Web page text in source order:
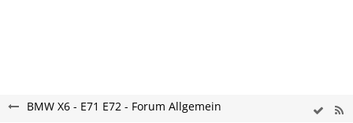
BMW X6 - E71 E72 - Forum Allgemein